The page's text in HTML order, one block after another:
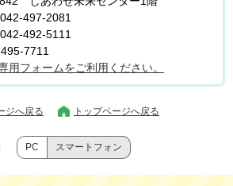
497-2081
492-5111
7711
用フォームをご利用ください。
ジへ戻る トップページへ戻る
PC スマートフォン